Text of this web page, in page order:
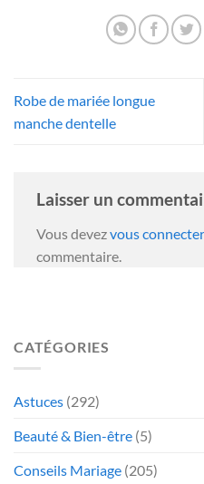
Robe de mariée longue
manche dentelle
Laisser un
Vous devezvous connecter
commentaire.
CATÉGORIES
Astuces (292)
Beauté & Bien-être (5)
Conseils Mariage (205)